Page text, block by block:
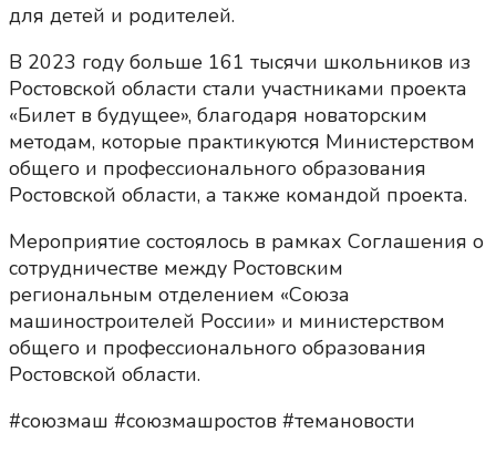
для детей и родителей.
В 2023 году больше 161 тысячи школьников из
Ростовской области стали участниками проекта
«Билет в будущее», благодаря новаторским
методам, которые практикуются Министерством
общего и профессионального образования
Ростовской области, а также командой проекта.
Мероприятие состоялось в рамках Соглашения о
сотрудничестве между Ростовским
региональным отделением «Союза
машиностроителей России» и министерством
общего и профессионального образования
Ростовской области.
#союзмаш #союзмашростов #темановости